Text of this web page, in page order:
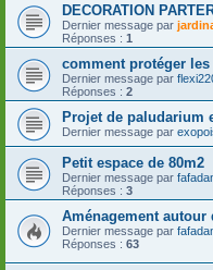
DECORATION
Dernier message par
Réponses : 1
comment protéger
Dernier message par
Réponses : 2
Projet de paludarium
Dernier message par
Petit espace de 80m2
Dernier message par
Réponses : 3
Aménagement autour
Dernier message par
Réponses : 63